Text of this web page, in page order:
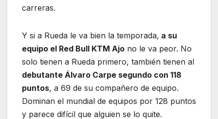
carreras.
Y si a Rueda le va bien la temporada, a su
equipo el Red Bull KTM Ajo no le va peor. No
solo tienen a Rueda primero, también tienen al
debutante Álvaro Carpe segundo con 118
puntos, a 69 de su compañero de equipo.
Dominan el mundial de equipos por 128 puntos
y parece difícil que alguien se lo quite.